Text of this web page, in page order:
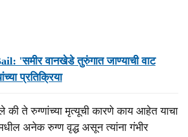
'समीर वानखेडे तुरुंगात जाण्याची वाट
प्रतिक्रिया
की ते रुग्णांच्या मृत्यूची कारणे काय आहेत याचा
अनेक रुग्ण वृद्ध असून त्यांना गंभीर